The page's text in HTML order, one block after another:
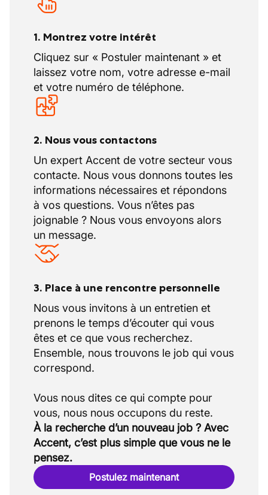
1. Montrez votre intérêt
Cliquez sur « Postuler maintenant » et
laissez votre nom, votre adresse e-mail
et votre numéro de téléphone.
2. Nous vous contactons
Un expert Accent de votre secteur vous
contacte. Nous vous donnons toutes les
informations nécessaires et répondons
à vos questions. Vous n’êtes pas
joignable ? Nous vous envoyons alors
un message.
3. Place à une rencontre personnelle
Nous vous invitons à un entretien et
prenons le temps d’écouter qui vous
êtes et ce que vous recherchez.
Ensemble, nous trouvons le job qui vous
correspond.
Vous nous dites ce qui compte pour
À la recherche d’un nouveau job ? Avec
Accent, c’est plus simple que vous ne le
pensez.
Postulez maintenant